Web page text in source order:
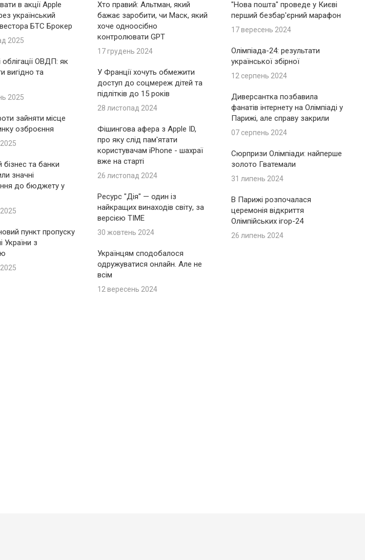
в акції Apple
український
БТС Брокер
2025
облігації ОВДП: як
вигідно та
2025
зайняти місце
озброєння
бізнес та банки
значні
до бюджету у
пункт пропуску
України з
Хто правий: Альтман, який
бажає заробити, чи Маск, який
хоче одноосібно
контролювати GPT
17 грудень 2024
У Франції хочуть обмежити
доступ до соцмереж дітей та
підлітків до 15 років
28 листопад 2024
Фішингова афера з Apple ID,
про яку слід пам'ятати
користувачам iPhone - шахраї
вже на старті
26 листопад 2024
Ресурс "Дія" — один із
найкращих винаходів світу, за
версією TIME
30 жовтень 2024
Українцям сподобалося
одружуватися онлайн. Але не
всім
12 вересень 2024
"Нова пошта" проведе у Києві
перший безбар'єрний марафон
17 вересень 2024
Олімпіада-24: результати
української збірної
12 серпень 2024
Диверсантка позбавила
фанатів інтернету на Олімпіаді у
Парижі, але справу закрили
07 серпень 2024
Сюрпризи Олімпіади: найперше
золото Гватемали
31 липень 2024
В Парижі розпочалася
церемонія відкриття
Олімпійських ігор-24
26 липень 2024